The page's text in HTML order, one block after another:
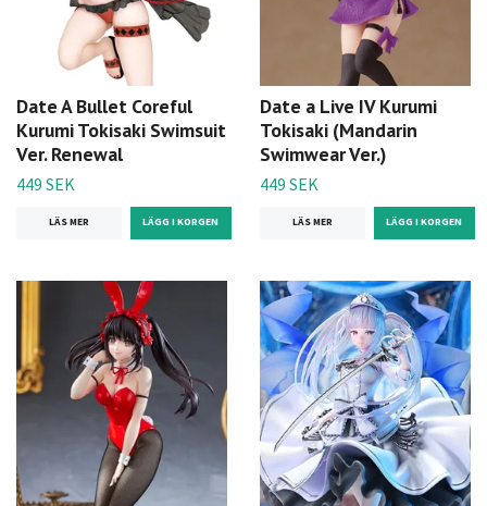
Date A Bullet Coreful
Kurumi Tokisaki Swimsuit
Ver. Renewal
449 SEK
LÄS MER
Date a Live IV Kurumi
Tokisaki (Mandarin
Swimwear Ver.)
449 SEK
LÄS MER